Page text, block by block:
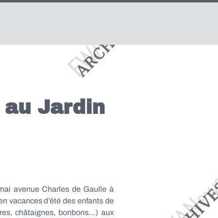
au Jardin
avenue Charles de Gaulle à
vacances d’été des enfants de
châtaignes, bonbons…) aux